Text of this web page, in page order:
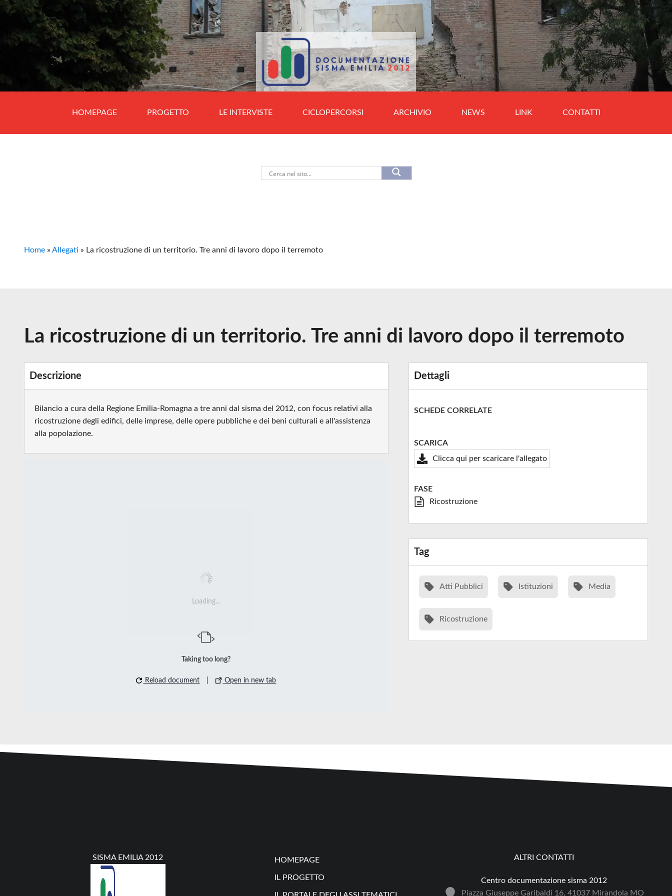
HOMEPAGE PROGETTO LE INTERVISTE CICLOPERCORSI ARCHIVIO NEWS LINK CONTATTI
Home » Allegati » La ricostruzione di un territorio. Tre anni di lavoro dopo il terremoto
La ricostruzione di un territorio. Tre anni di lavoro dopo il terremoto
Descrizione
Bilancio a cura della Regione Emilia-Romagna a tre anni dal sisma del 2012, con focus relativi alla
ricostruzione degli edifici, delle imprese, delle opere pubbliche e dei beni culturali e all'assistenza
alla popolazione.
Loading...
Taking too long?
Reload document Open in new tab
Dettagli
SCHEDE CORRELATE
SCARICA
Clicca qui per scaricare l'allegato
FASE
Ricostruzione
Tag
Atti Pubblici Istituzioni Media
Ricostruzione
SISMA EMILIA 2012 HOMEPAGE
IL PROGETTO
ALTRI CONTATTI
Centro documentazione sisma 2012
Piazza Giuseppe Garibaldi 16, 41037 Mirandola MO